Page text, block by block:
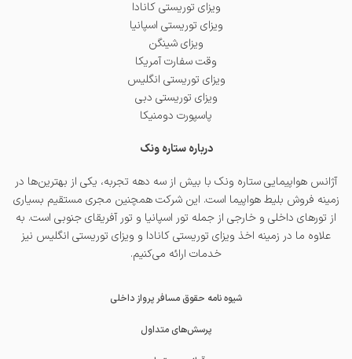
ویزای توریستی کانادا
ویزای توریستی اسپانیا
ویزای شینگن
وقت سفارت آمریکا
ویزای توریستی انگلیس
ویزای توریستی دبی
پاسپورت دومنیکا
درباره ستاره ونک
آژانس هواپیمایی ستاره ونک با بیش از سه دهه تجربه، یکی از بهترین‌ها در
زمینه فروش بلیط هواپیما است. این شرکت همچنین مجری مستقیم بسیاری
از تورهای داخلی و خارجی از جمله تور اسپانیا و تور آفریقای جنوبی است. به
علاوه ما در زمینه اخذ ویزای توریستی کانادا و ویزای توریستی انگلیس نیز
خدمات ارائه می‌کنیم.
شیوه نامه حقوق مسافر پرواز داخلی
پرسش‌های متداول